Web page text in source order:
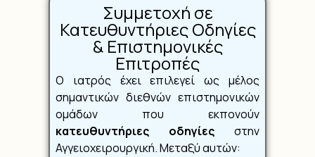
Συμμετοχή σε
Κατευθυντήριες Οδηγίες
& Επιστημονικές
Επιτροπές
Ο ιατρός έχει επιλεγεί ως μέλος
σημαντικών διεθνών επιστημονικών
ομάδων που εκπονούν
κατευθυντήριες οδηγίες στην
Αγγειοχειρουργική. Μεταξύ αυτών: